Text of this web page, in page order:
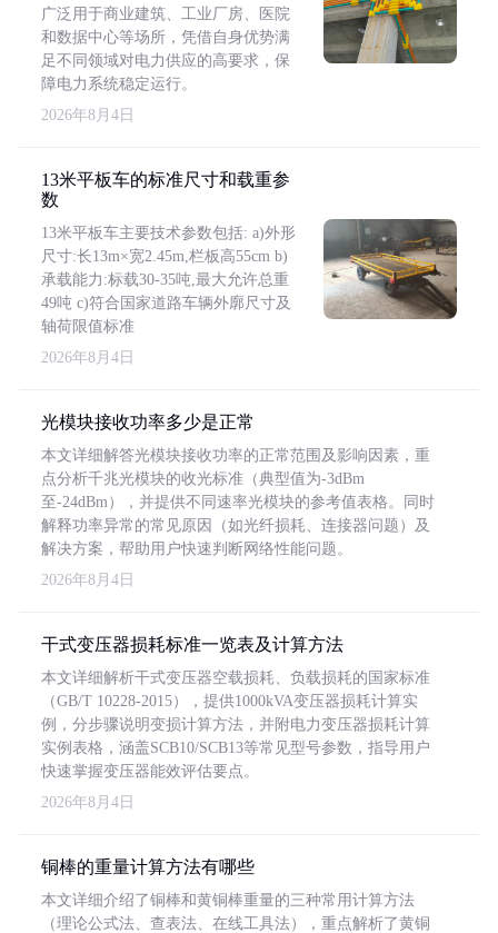
广泛用于商业建筑、工业厂房、医院
和数据中心等场所，凭借自身优势满
足不同领域对电力供应的高要求，保
障电力系统稳定运行。
2026年8月4日
13米平板车的标准尺寸和载重参
数
13米平板车主要技术参数包括: a)外形
尺寸:长13m×宽2.45m,栏板高55cm b)
承载能力:标载30-35吨,最大允许总重
49吨 c)符合国家道路车辆外廓尺寸及
轴荷限值标准
2026年8月4日
光模块接收功率多少是正常
本文详细解答光模块接收功率的正常范围及影响因素，重
点分析千兆光模块的收光标准（典型值为-3dBm
至-24dBm），并提供不同速率光模块的参考值表格。同时
解释功率异常的常见原因（如光纤损耗、连接器问题）及
解决方案，帮助用户快速判断网络性能问题。
2026年8月4日
干式变压器损耗标准一览表及计算方法
本文详细解析干式变压器空载损耗、负载损耗的国家标准
（GB/T 10228-2015），提供1000kVA变压器损耗计算实
例，分步骤说明变损计算方法，并附电力变压器损耗计算
实例表格，涵盖SCB10/SCB13等常见型号参数，指导用户
快速掌握变压器能效评估要点。
2026年8月4日
铜棒的重量计算方法有哪些
本文详细介绍了铜棒和黄铜棒重量的三种常用计算方法
（理论公式法、查表法、在线工具法），重点解析了黄铜